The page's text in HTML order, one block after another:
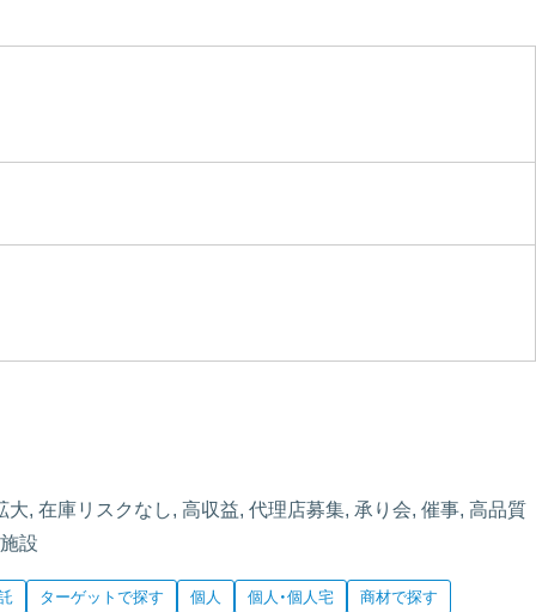
, 在庫リスクなし, 高収益, 代理店募集, 承り会, 催事, 高品質
設
ターゲットで探す 個人 個人・個人宅 商材で探す